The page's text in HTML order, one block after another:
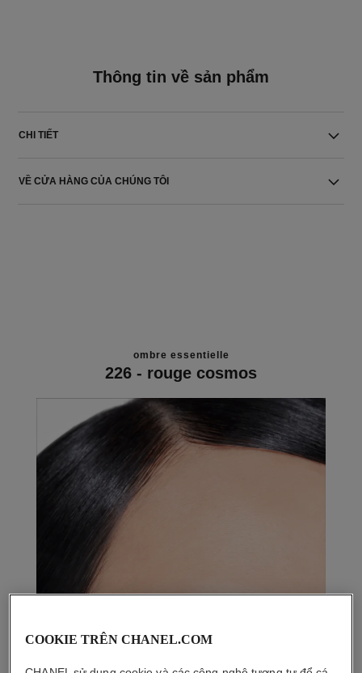
Thông tin về sản phẩm
CHI TIẾT
VỀ CỬA HÀNG CỦA CHÚNG TÔI
ombre essentielle
226 - rouge cosmos
COOKIE TRÊN CHANEL.COM